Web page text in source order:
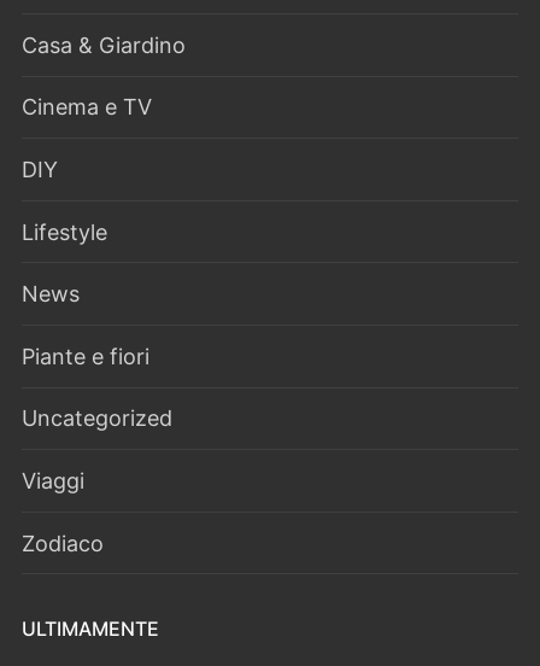
Casa & Giardino
Cinema e TV
DIY
Lifestyle
News
Piante e fiori
Uncategorized
Viaggi
Zodiaco
ULTIMAMENTE